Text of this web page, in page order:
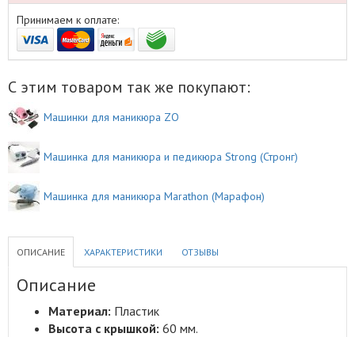
Принимаем к оплате:
С этим товаром так же покупают:
Машинки для маникюра ZO
Машинка для маникюра и педикюра Strong (Стронг)
Машинка для маникюра Marathon (Марафон)
ОПИСАНИЕ ХАРАКТЕРИСТИКИ ОТЗЫВЫ
Описание
Материал: Пластик
Высота с крышкой: 60 мм.